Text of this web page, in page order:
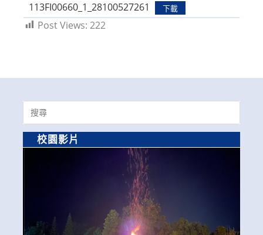
113FI00660_1_28100527261 下載
Post Views: 222
Search
for:
校園影片